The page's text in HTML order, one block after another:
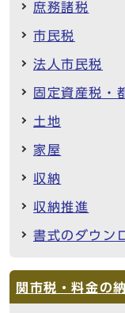
庶務諸税
市民税
法人市民税
固定資産税・
土地
家屋
収納
収納推進
書式のダウン
関市税・料金の